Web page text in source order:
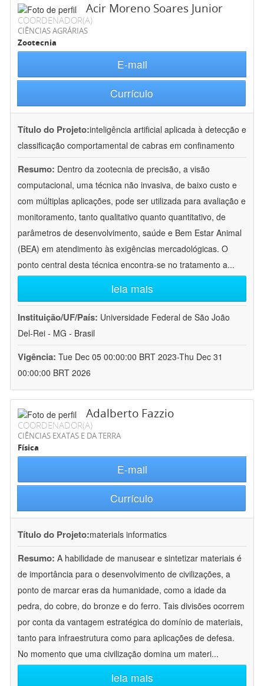
Acir Moreno Soares Junior
COORDENADOR(A)
CIÊNCIAS AGRÁRIAS
Zootecnia
E-mail
Currículo
Título do Projeto:inteligência artificial aplicada à detecção e
classificação comportamental de cabras em confinamento
Resumo: Dentro da zootecnia de precisão, a visão
computacional, uma técnica não invasiva, de baixo custo e
com múltiplas aplicações, pode ser utilizada para avaliação e
monitoramento, tanto qualitativo quanto quantitativo, de
parâmetros de desenvolvimento, saúde e Bem Estar Animal
(BEA) em atendimento às exigências mercadológicas. O
ponto central desta técnica encontra-se no tratamento a...
leia mais
Instituição/UF/País: Universidade Federal de São João
Del-Rei - MG - Brasil
Vigência: Tue Dec 05 00:00:00 BRT 2023-Thu Dec 31
00:00:00 BRT 2026
Adalberto Fazzio
COORDENADOR(A)
CIÊNCIAS EXATAS E DA TERRA
Física
E-mail
Currículo
Título do Projeto:materials informatics
Resumo: A habilidade de manusear e sintetizar materiais é
de importância para o desenvolvimento de civilizações, a
ponto de marcar eras da humanidade, como a idade da
pedra, do cobre, do bronze e do ferro. Tais divisões ocorrem
por conta da vantagem estratégica do domínio de materiais,
tanto para infraestrutura como para aplicações de defesa.
No momento que uma civilização domina um materi...
leia mais